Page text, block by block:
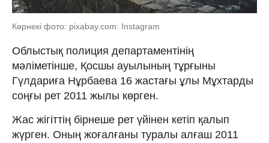
Көрнекі фото: pixabay.com: Instagram
Облыстық полиция департаментінің
мәліметінше, Қосшы ауылының тұрғыны
Гүлдариға Нұрбаева 16 жастағы ұлы Мұхтарды
соңғы рет 2011 жылы көрген.
Жас жігіттің бірнеше рет үйінен кетіп қалып
жүрген. Оның жоғалғаны туралы алғаш 2011